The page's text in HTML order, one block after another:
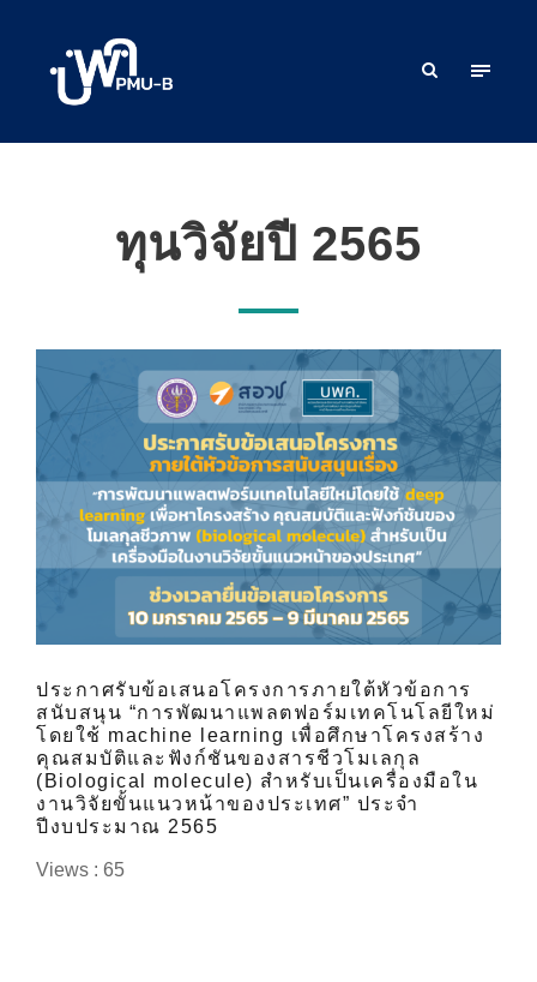
ทุนวิจัยปี 2565
ประกาศรับข้อเสนอโครงการภายใต้หัวข้อการ
สนับสนุน “การพัฒนาแพลตฟอร์มเทคโนโลยีใหม่
โดยใช้ machine learning เพื่อศึกษาโครงสร้าง
คุณสมบัติและฟังก์ชันของสารชีวโมเลกุล
(Biological molecule) สำหรับเป็นเครื่องมือใน
งานวิจัยขั้นแนวหน้าของประเทศ” ประจำ
ปีงบประมาณ 2565
Views : 65